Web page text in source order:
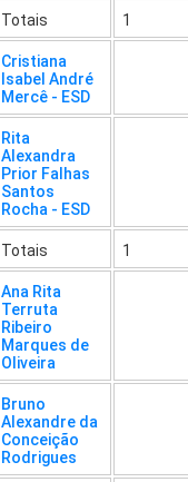
Totais 1
Cristiana
Isabel André
Mercê - ESD
Rita
Alexandra
Prior Falhas
Santos
Rocha - ESD
Totais 1
Ana Rita
Terruta
Ribeiro
Marques de
Oliveira
Bruno
Alexandre da
Conceição
Rodrigues